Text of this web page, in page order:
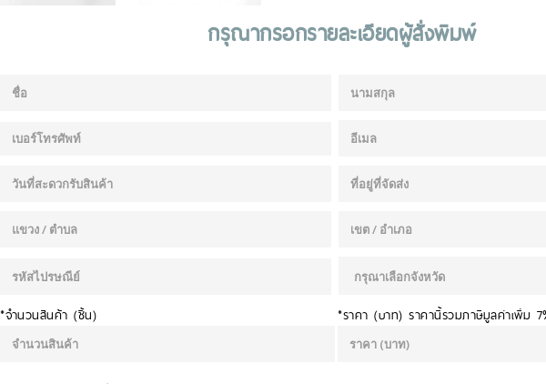
กรุณากรอกรายละเอียดผู้สั่งพิมพ์
*จำนวนสินค้า (ชิ้น) *ราคา (บาท) ราคานี้รวมภาษีมูลค่าเพิ่ม